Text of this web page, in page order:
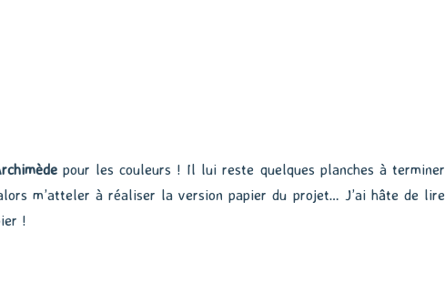
pour les couleurs ! Il lui reste quelques planches à terminer
m’atteler à réaliser la version papier du projet… J’ai hâte de lire
!